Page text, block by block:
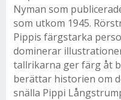
Nyman som
som utkom 1945.
Pippis färgstarka
dominerar
tallrikarna ger färg åt
berättar historien om
snälla Pippi